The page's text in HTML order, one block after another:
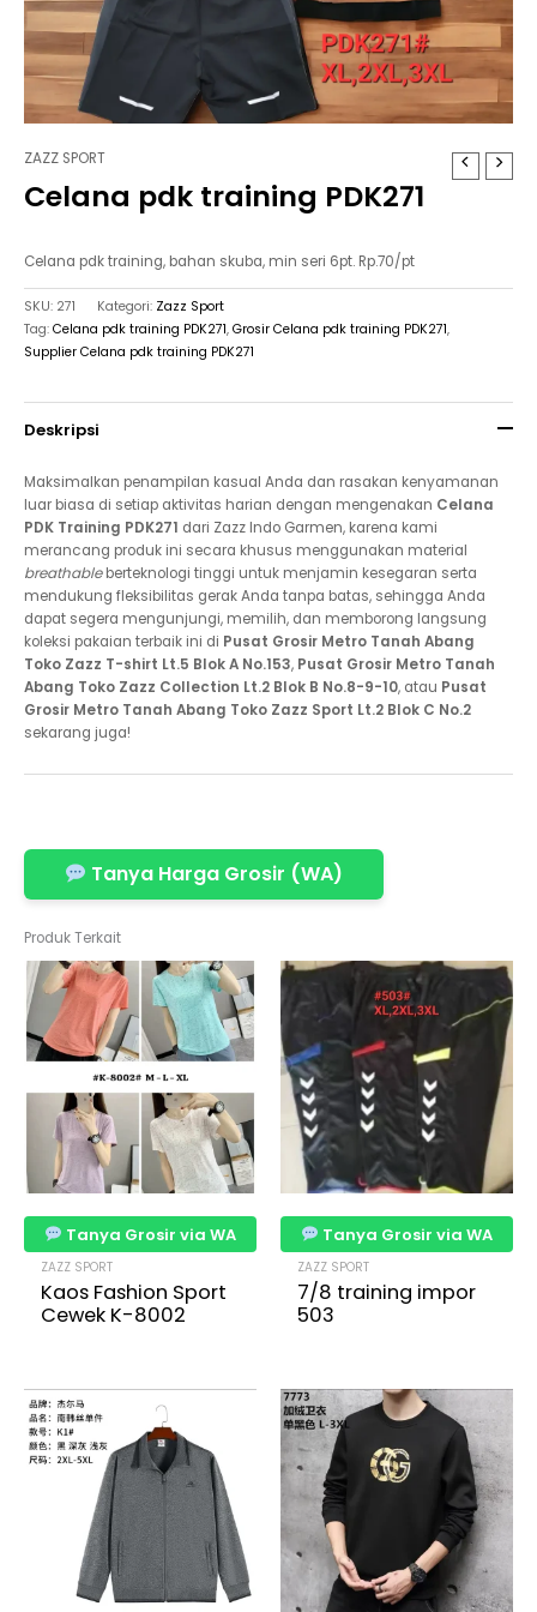
ZAZZ SPORT
Celana pdk training PDK271
Celana pdk training, bahan skuba, min seri 6pt. Rp.70/pt
SKU: 271 Kategori: Zazz Sport
Tag: Celana pdk training PDK271, Grosir Celana pdk training PDK271,
Supplier Celana pdk training PDK271
Deskripsi
Maksimalkan penampilan kasual Anda dan rasakan kenyamanan
luar biasa di setiap aktivitas harian dengan mengenakan Celana
PDK Training PDK271 dari Zazz Indo Garmen, karena kami
merancang produk ini secara khusus menggunakan material
breathableberteknologi tinggi untuk menjamin kesegaran serta
mendukung fleksibilitas gerak Anda tanpa batas, sehingga Anda
dapat segera mengunjungi, memilih, dan memborong langsung
koleksi pakaian terbaik ini di Pusat Grosir Metro Tanah Abang
Toko Zazz T-shirt Lt.5 Blok A No.153, Pusat Grosir Metro Tanah
Abang Toko Zazz Collection Lt.2 Blok B No.8-9-10, atau Pusat
Grosir Metro Tanah Abang Toko Zazz Sport Lt.2 Blok C No.2
sekarang juga!
Tanya Harga Grosir (WA)
Produk Terkait
Tanya Grosir via WA
ZAZZ SPORT
Kaos Fashion Sport
Cewek K-8002
Tanya Grosir via WA
ZAZZ SPORT
7/8 training impor
503